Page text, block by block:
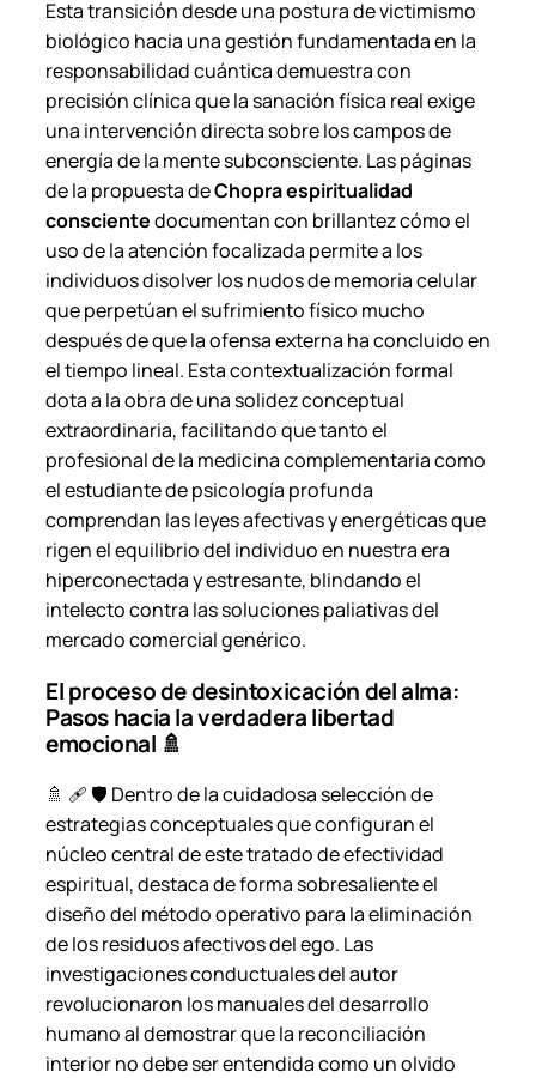
Esta transición desde una postura de victimismo
biológico hacia una gestión fundamentada en la
responsabilidad cuántica demuestra con
precisión clínica que la sanación física real exige
una intervención directa sobre los campos de
energía de la mente subconsciente. Las páginas
de la propuesta deChopra espiritualidad
conscientedocumentan con brillantez cómo el
uso de la atención focalizada permite a los
individuos disolver los nudos de memoria celular
que perpetúan el sufrimiento físico mucho
después de que la ofensa externa ha concluido en
el tiempo lineal. Esta contextualización formal
dota a la obra de una solidez conceptual
extraordinaria, facilitando que tanto el
profesional de la medicina complementaria como
el estudiante de psicología profunda
comprendan las leyes afectivas y energéticas que
rigen el equilibrio del individuo en nuestra era
hiperconectada y estresante, blindando el
intelecto contra las soluciones paliativas del
mercado comercial genérico.
El proceso de desintoxicación del alma:
Pasos hacia la verdadera libertad
emocional 🚿
🚿 🩹 🛡️ Dentro de la cuidadosa selección de
estrategias conceptuales que configuran el
núcleo central de este tratado de efectividad
espiritual, destaca de forma sobresaliente el
diseño del método operativo para la eliminación
de los residuos afectivos del ego. Las
investigaciones conductuales del autor
revolucionaron los manuales del desarrollo
humano al demostrar que la reconciliación
interior no debe ser entendida como un olvido